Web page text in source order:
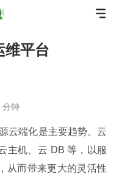
维平台
分钟
云端化是主要趋势。云
主机、云 DB 等，以服
从而带来更大的灵活性